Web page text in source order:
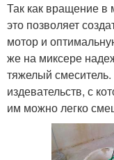
Так как вращение в
это позволяет
мотор и
же на миксере
тяжелый
издевательств, с
им можно легко